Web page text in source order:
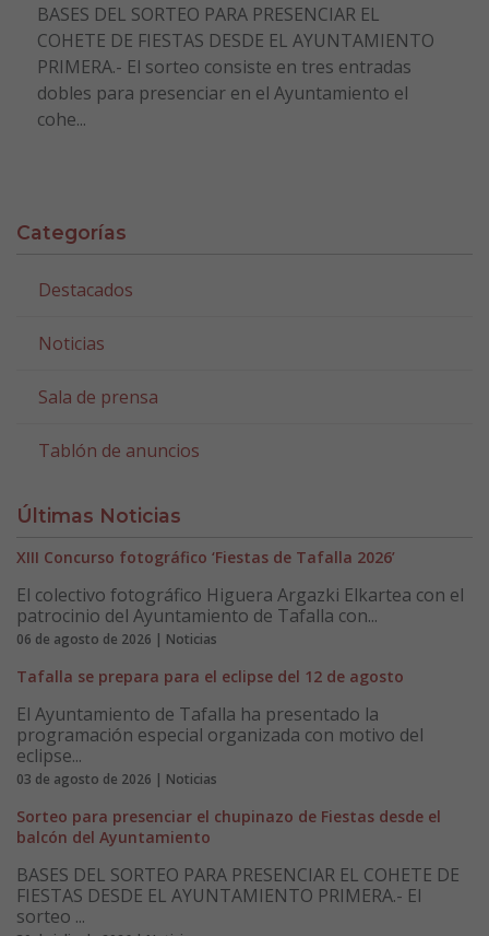
BASES DEL SORTEO PARA PRESENCIAR EL
COHETE DE FIESTAS DESDE EL AYUNTAMIENTO
PRIMERA.- El sorteo consiste en tres entradas
dobles para presenciar en el Ayuntamiento el
cohe...
Categorías
Destacados
Noticias
Sala de prensa
Tablón de anuncios
Últimas Noticias
XIII Concurso fotográfico ‘Fiestas de Tafalla 2026’
El colectivo fotográfico Higuera Argazki Elkartea con el
patrocinio del Ayuntamiento de Tafalla con...
06 de agosto de 2026 | Noticias
Tafalla se prepara para el eclipse del 12 de agosto
El Ayuntamiento de Tafalla ha presentado la
programación especial organizada con motivo del
eclipse...
03 de agosto de 2026 | Noticias
Sorteo para presenciar el chupinazo de Fiestas desde el
balcón del Ayuntamiento
BASES DEL SORTEO PARA PRESENCIAR EL COHETE DE
FIESTAS DESDE EL AYUNTAMIENTO PRIMERA.- El
sorteo ...